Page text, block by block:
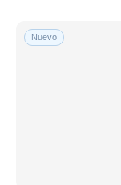
Nuevo